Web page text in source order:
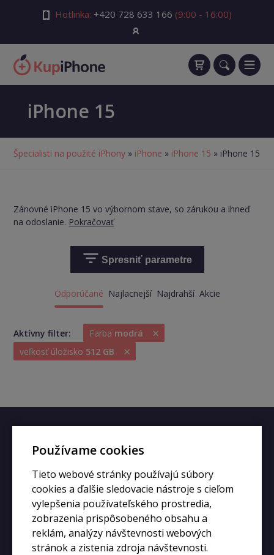
Hotlinka: +420 728 633 166 (9:00 - 16:00)
iPhone 15
Špecialisti na použité iPhony » iPhone » iPhone 15 » iPhone 15
Zánovné iPhone 15 vo výbornom stave, so zárukou a ihneď
na odoslanie. Pokračovať
Spresniť parametre
Odporúčané Najlacnejší Najdrahší Akcie
Aktívny filter: Farba modrá ×
veľkosť úložisko 512 GB ×
Rýchly kontakt
+420 728 633 166
info@kupiphone.cz
Používame cookies
Tieto webové stránky používajú súbory
cookies a ďalšie sledovacie nástroje s cieľom
vylepšenia používateľského prostredia,
zobrazenia prispôsobeného obsahu a
reklám, analýzy návštevnosti webových
stránok a zistenia zdroja návštevnosti.